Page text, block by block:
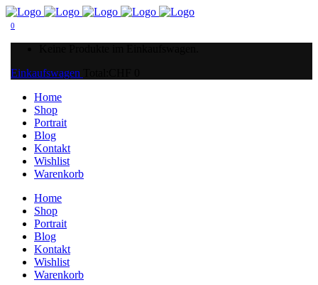
0
Einkaufswagen
Home
Shop
Portrait
Blog
Kontakt
Wishlist
Warenkorb
Home
Shop
Portrait
Blog
Kontakt
Wishlist
Warenkorb